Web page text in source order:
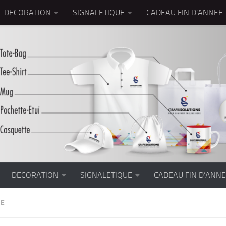
DECORATION SIGNALETIQUE CADEAU FIN D’ANNEE
DECORATION SIGNALETIQUE CADEAU FIN